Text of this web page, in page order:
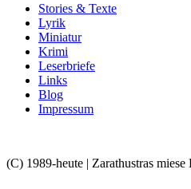
Stories & Texte
Lyrik
Miniatur
Krimi
Leserbriefe
Links
Blog
Impressum
(C) 1989-heute | Zarathustras miese